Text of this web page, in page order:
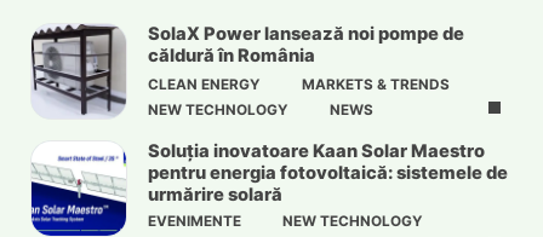
SolaX Power lansează noi pompe de
căldură în România
CLEAN ENERGY
MARKETS & TRENDS
NEW TECHNOLOGY
NEWS
Soluția inovatoare Kaan Solar Maestro
pentru energia fotovoltaică: sistemele de
urmărire solară
EVENIMENTE
NEW TECHNOLOGY